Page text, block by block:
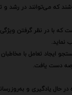
که می‌توانند در رشد
که با در نظر گرفتن
نماید.
ایجاد تعامل با
دست یافت.
در حال یادگیری و